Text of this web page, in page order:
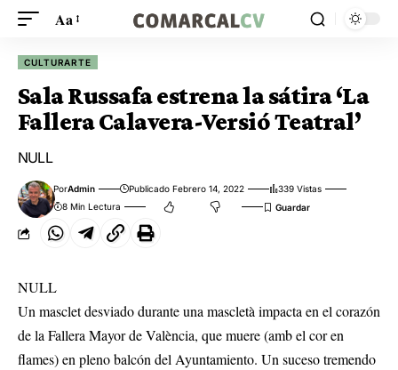
Aa
CULTURARTE
Sala Russafa estrena la sátira ‘La
Fallera Calavera-Versió Teatral’
NULL
PorAdmin Publicado Febrero 14, 2022
339 Vistas
8 Min Lectura
NULL
Un masclet desviado durante una mascletà impacta en el corazón
de la Fallera Mayor de València, que muere (amb el cor en
flames) en pleno balcón del Ayuntamiento. Un suceso tremendo